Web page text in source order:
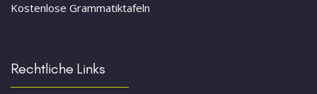
Kostenlose Grammatiktafeln
Rechtliche Links